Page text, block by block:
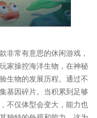
非常有意思的休闲游戏，
家操控海洋生物，在神秘
生物的发展历程。通过不
基因碎片。当积累到足够
不仅体型会变大，能力也